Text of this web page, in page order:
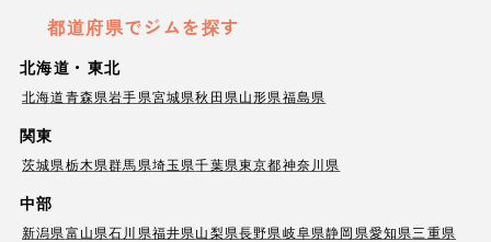
都道府県でジムを探す
北海道・東北
北海道青森県岩手県宮城県秋田県山形県福島県
関東
茨城県栃木県群馬県埼玉県千葉県東京都神奈川県
中部
新潟県富山県石川県福井県山梨県長野県岐阜県静岡県愛知県三重県